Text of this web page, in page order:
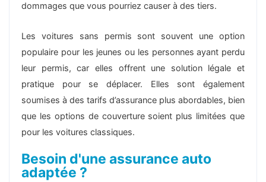
dommages que vous pourriez causer à des tiers.
Les voitures sans permis sont souvent une option
populaire pour les jeunes ou les personnes ayant perdu
leur permis, car elles offrent une solution légale et
pratique pour se déplacer. Elles sont également
soumises à des tarifs d’assurance plus abordables, bien
que les options de couverture soient plus limitées que
pour les voitures classiques.
Besoin d'une assurance auto
adaptée ?